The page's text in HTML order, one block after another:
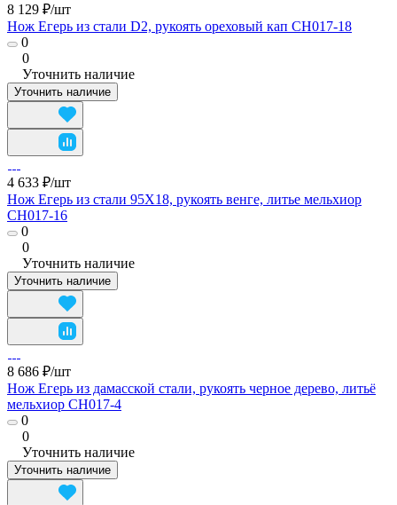
8 129 ₽/шт
Нож Егерь из стали D2, рукоять ореховый кап CH017-18
0
0
Уточнить наличие
Уточнить наличие
4 633 ₽/шт
Нож Егерь из стали 95Х18, рукоять венге, литье мельхиор
CH017-16
0
0
Уточнить наличие
Уточнить наличие
8 686 ₽/шт
Нож Егерь из дамасской стали, рукоять черное дерево, литьё
мельхиор CH017-4
0
0
Уточнить наличие
Уточнить наличие